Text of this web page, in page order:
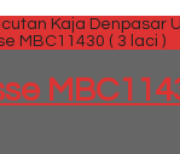
Kaja Denpasar
MBC11430 ( 3 laci )